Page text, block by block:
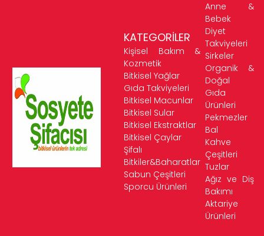
KATEGORİLER
Kişisel Bakım &
Kozmetik
Bitkisel Yağlar
Gıda Takviyeleri
Bitkisel Macunlar
Bitkisel Sular
Bitkisel Ekstraktlar
Bitkisel Çaylar
Şifalı
Bitkiler&Baharatlar
Sabun Çeşitleri
Sporcu Ürünleri
Anne &
Bebek
Diyet
Takviyeleri
Sirkeler
Organik &
Doğal
Gıda
Ürünleri
Pekmezler
Bal
Kahve
Çeşitleri
Tuzlar
Ağız ve Diş
Bakımı
Aktariye
Ürünleri